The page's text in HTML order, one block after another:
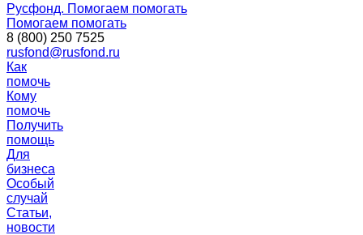
Русфонд. Помогаем помогать
Помогаем помогать
8 (800) 250 7525
rusfond@rusfond.ru
Как
помочь
Кому
помочь
Получить
помощь
Для
бизнеса
Особый
случай
Статьи,
новости